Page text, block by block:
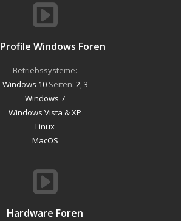
Windows Foren
Betriebssysteme:
Windows 10Seiten: 2 3
Windows 7
Windows Vista & XP
Linux
MacOS
Hardware Foren